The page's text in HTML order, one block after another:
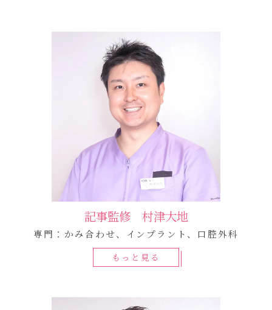
記事監修 村津大地
専門：かみ合わせ、インプラント、口腔外科
もっと見る